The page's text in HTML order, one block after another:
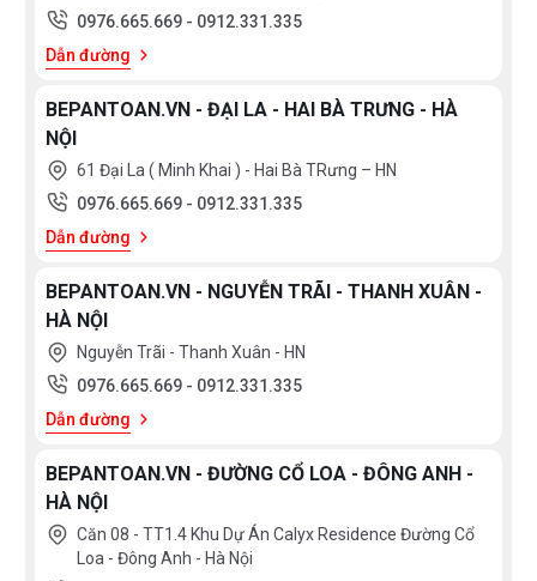
0976.665.669 - 0912.331.335
Dẫn đường
BEPANTOAN.VN - ĐẠI LA - HAI BÀ TRƯNG - HÀ
NỘI
61 Đại La ( Minh Khai ) - Hai Bà TRưng – HN
0976.665.669 - 0912.331.335
Dẫn đường
BEPANTOAN.VN - NGUYỄN TRÃI - THANH XUÂN -
HÀ NỘI
Nguyễn Trãi - Thanh Xuân - HN
0976.665.669 - 0912.331.335
Dẫn đường
BEPANTOAN.VN - ĐƯỜNG CỔ LOA - ĐÔNG ANH -
HÀ NỘI
Căn 08 - TT1.4 Khu Dự Án Calyx Residence Đường Cổ
Loa - Đông Anh - Hà Nội